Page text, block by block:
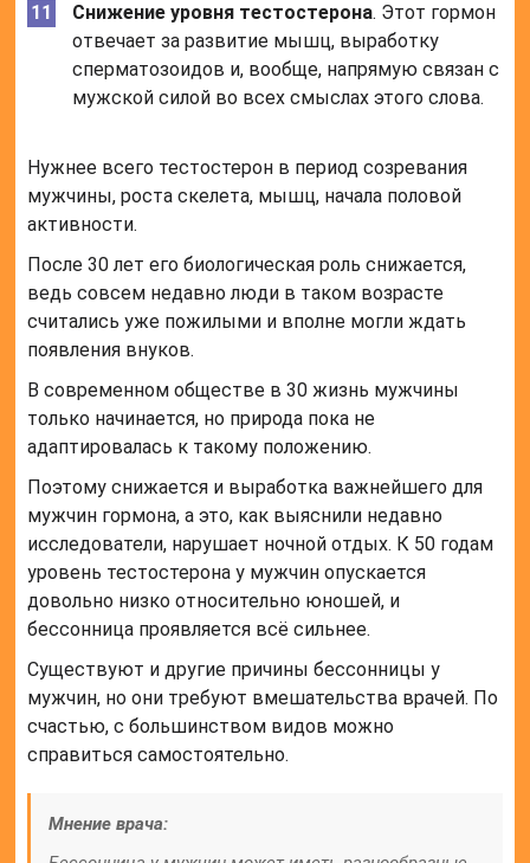
Снижение уровня тестостерона. Этот гормон
отвечает за развитие мышц, выработку
сперматозоидов и, вообще, напрямую связан с
мужской силой во всех смыслах этого слова.
Нужнее всего тестостерон в период созревания
мужчины, роста скелета, мышц, начала половой
активности.
После 30 лет его биологическая роль снижается,
ведь совсем недавно люди в таком возрасте
считались уже пожилыми и вполне могли ждать
появления внуков.
В современном обществе в 30 жизнь мужчины
только начинается, но природа пока не
адаптировалась к такому положению.
Поэтому снижается и выработка важнейшего для
мужчин гормона, а это, как выяснили недавно
исследователи, нарушает ночной отдых. К 50 годам
уровень тестостерона у мужчин опускается
довольно низко относительно юношей, и
бессонница проявляется всё сильнее.
Существуют и другие причины бессонницы у
мужчин, но они требуют вмешательства врачей. По
счастью, с большинством видов можно
справиться самостоятельно.
Мнение врача: